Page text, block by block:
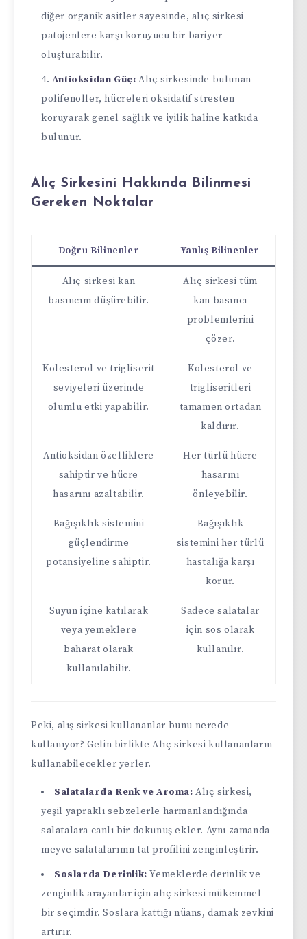
diğer organik asitler sayesinde, alıç sirkesi
patojenlere karşı koruyucu bir bariyer
oluşturabilir.
Antioksidan Güç: Alıç sirkesinde bulunan
polifenoller, hücreleri oksidatif stresten
koruyarak genel sağlık ve iyilik haline katkıda
bulunur.
Alıç Sirkesini Hakkında Bilinmesi
Gereken Noktalar
Doğru Bilinenler Yanlış Bilinenler
Alıç sirkesi kan
basıncını düşürebilir.
Alıç sirkesi tüm
kan basıncı
problemlerini
çözer.
Kolesterol ve trigliserit
seviyeleri üzerinde
olumlu etki yapabilir.
Kolesterol ve
trigliseritleri
tamamen ortadan
kaldırır.
Antioksidan özelliklere
sahiptir ve hücre
hasarını azaltabilir.
Her türlü hücre
hasarını
önleyebilir.
Bağışıklık sistemini
güçlendirme
potansiyeline sahiptir.
Bağışıklık
sistemini her türlü
hastalığa karşı
korur.
Suyun içine katılarak
veya yemeklere
baharat olarak
kullanılabilir.
Sadece salatalar
için sos olarak
kullanılır.
Peki, alış sirkesi kullananlar bunu nerede
kullanıyor? Gelin birlikte Alıç sirkesi kullananların
kullanabilecekler yerler.
Salatalarda Renk ve Aroma: Alıç sirkesi,
yeşil yapraklı sebzelerle harmanlandığında
salatalara canlı bir dokunuş ekler. Aynı zamanda
meyve salatalarının tat profilini zenginleştirir.
Soslarda Derinlik: Yemeklerde derinlik ve
zenginlik arayanlar için alıç sirkesi mükemmel
bir seçimdir. Soslara kattığı nüans, damak zevkini
artırır.